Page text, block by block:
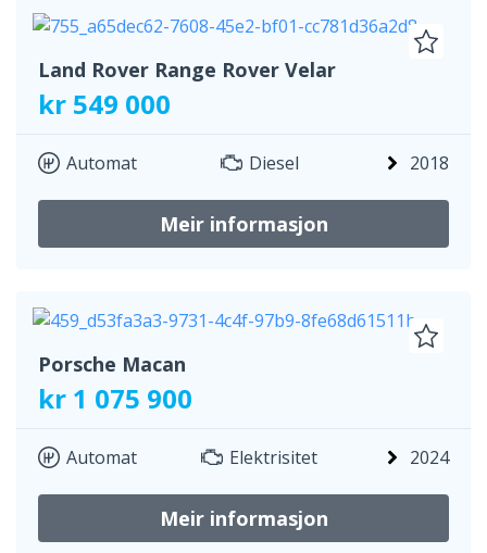
Land Rover Range Rover Velar
kr 549 000
Automat Diesel 2018
Meir informasjon
Porsche Macan
kr 1 075 900
Automat Elektrisitet 2024
Meir informasjon